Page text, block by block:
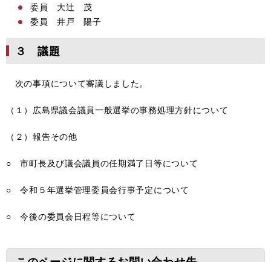
委員 大辻 茂
委員 井戸 陽子
３ 議題
次の事項について審議しました。
（１）広島県議会議員一般選挙の事務処理方針について
（２）報告その他
○ 市町長及び議会議員の任期満了日等について
○ 令和５年選挙管理委員会行事予定について
○ 今後の委員会日程等について